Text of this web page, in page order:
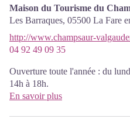
Maison du Tourisme du
Les Barraques, 05500 La Fare
http://www.champsaur-
04 92 49 09 35
Ouverture toute l'année : du
14h à 18h.
En savoir plus